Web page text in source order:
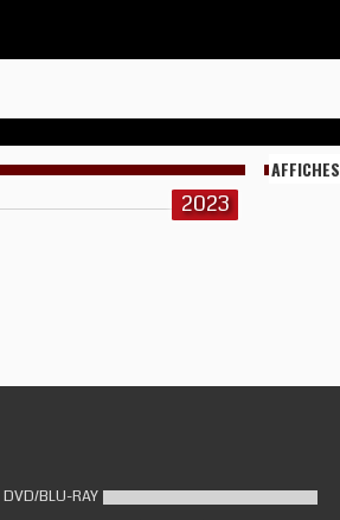
2023
AFFICHES
DVD/BLU-RAY